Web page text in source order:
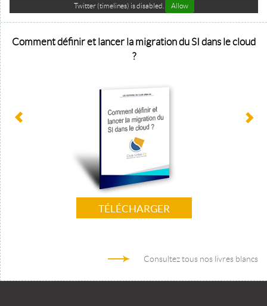
Twitter (timelines) is disabled. Allow
Comment définir et lancer la migration du SI dans le cloud
?
TÉLÉCHARGER
Consultez tous nos livres blancs